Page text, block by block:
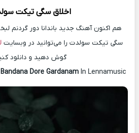
اخلاق سگی تیکت
هم اکنون آهنگ جدید باندانا دور گردنم
سگی تیکت سولدت را می‌توانید در وبسایت
گوش دهید و دانلود
Bandana Dore Gardanam In Lennamusic